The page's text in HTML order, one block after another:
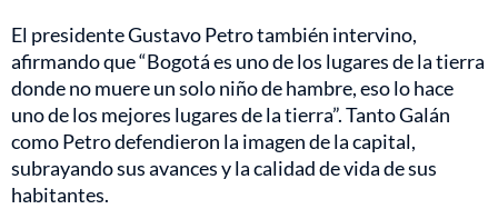
El presidente Gustavo Petro también intervino,
afirmando que “Bogotá es uno de los lugares de la tierra
donde no muere un solo niño de hambre, eso lo hace
uno de los mejores lugares de la tierra”. Tanto Galán
como Petro defendieron la imagen de la capital,
subrayando sus avances y la calidad de vida de sus
habitantes.